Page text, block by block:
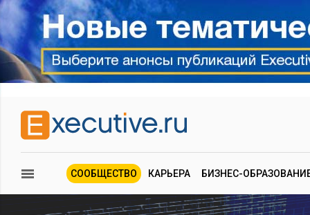
СООБЩЕСТВО КАРЬЕРА БИЗНЕС-